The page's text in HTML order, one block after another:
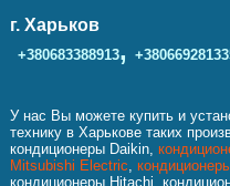
г. Харьков
+380683388913,
У нас Вы можете купить и
технику в Харькове таких
кондиционеры Daikin,
Mitsubishi Electric,
кондиционеры Hitachi,